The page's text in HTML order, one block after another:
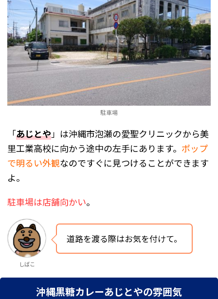
駐車場
「あじとや」は沖縄市泡瀬の愛聖クリニックから美
里工業高校に向かう途中の左手にあります。 ポップ
で明るい外観なのですぐに見つけることができます
よ。
駐車場は店舗向かい。
しばこ
道路を渡る際はお気を付けて。
沖縄黒糖カレーあじとやの雰囲気